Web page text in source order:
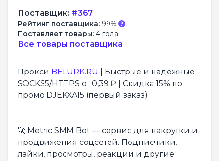
Поставщик: #367
Рейтинг поставщика: 99%
Поставляет товары: 4 года
Все товары поставщика
Прокси BELURK.RU
| Быстрые и надёжные
SOCKS5/HTTPS от 0,39 ₽ | Скидка 15% по
промо DJEKXA15 (первый заказ)
🚀 Metric SMM Bot — сервис для накрутки и
продвижения соцсетей. Подписчики,
лайки, просмотры, реакции и другие